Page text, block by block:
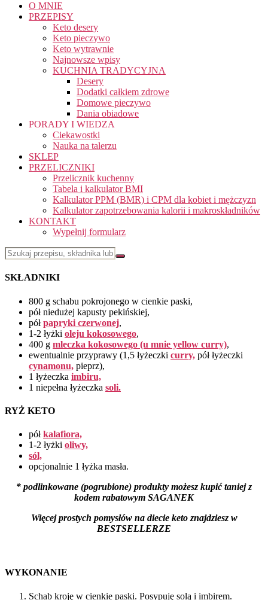
O MNIE
PRZEPISY
Keto desery
Keto pieczywo
Keto wytrawnie
Najnowsze wpisy
KUCHNIA TRADYCYJNA
Desery
Dodatki całkiem zdrowe
Domowe pieczywo
Dania obiadowe
PORADY I WIEDZA
Ciekawostki
Nauka na talerzu
SKLEP
PRZELICZNIKI
Przelicznik kuchenny
Tabela i kalkulator BMI
Kalkulator PPM (BMR) i CPM dla kobiet i mężczyzn
Kalkulator zapotrzebowania kalorii i makroskładników
KONTAKT
Wypełnij formularz
SKŁADNIKI
800 g schabu pokrojonego w cienkie paski,
pół niedużej kapusty pekińskiej,
półpapryki czerwonej,
1-2 łyżki oleju kokosowego,
400 g mleczka kokosowego (u mnie yellow curry),
ewentualnie przyprawy (1,5 łyżeczki curry, pół łyżeczki
cynamonu, pieprz),
1 łyżeczka imbiru,
1 niepełna łyżeczka soli.
RYŻ KETO
półkalafiora,
1-2 łyżki oliwy,
sól,
opcjonalnie 1 łyżka masła.
* podlinkowane (pogrubione) produkty możesz kupić taniej z
kodem rabatowym SAGANEK
Więcej prostych pomysłów na diecie keto znajdziesz w
BESTSELLERZE
WYKONANIE
Schab kroję w cienkie paski. Posypuję solą i imbirem.